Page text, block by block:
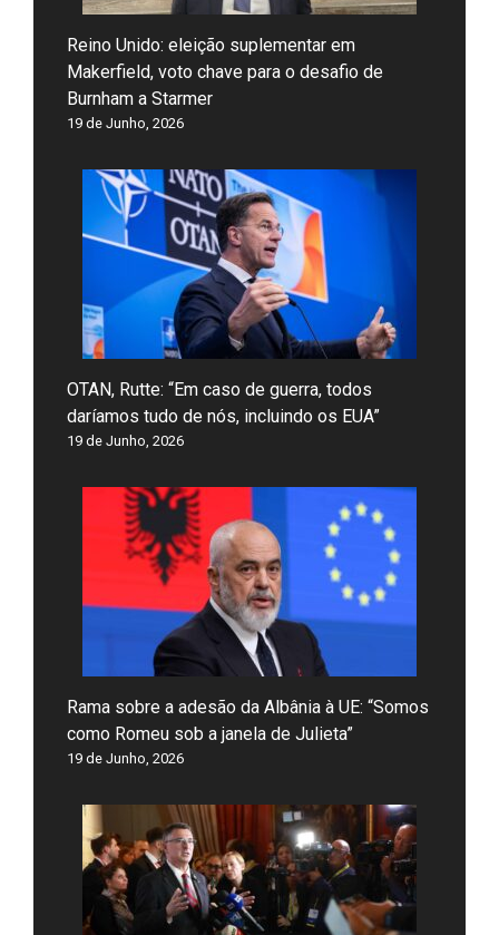
Reino Unido: eleição suplementar em
Makerfield, voto chave para o desafio de
Burnham a Starmer
19 de Junho, 2026
OTAN, Rutte: “Em caso de guerra, todos
daríamos tudo de nós, incluindo os EUA”
19 de Junho, 2026
Rama sobre a adesão da Albânia à UE: “Somos
como Romeu sob a janela de Julieta”
19 de Junho, 2026